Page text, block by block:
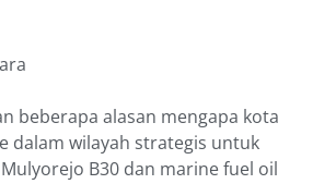
beberapa alasan mengapa kota
dalam wilayah strategis untuk
B30 dan marine fuel oil